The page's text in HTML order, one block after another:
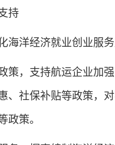
持
洋经济就业创业服务
，支持航运企业加强
、社保补贴等政策，
政策。